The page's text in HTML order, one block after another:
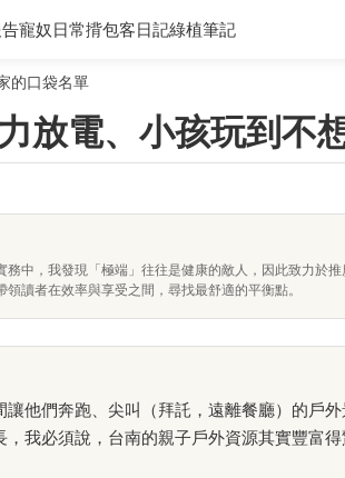
寵奴日常揹包客日記綠植筆記
的口袋名單
放電、小孩玩到不
中，我發現「極端」往往是健康的敵人，因此致力於
讀者在效率與享受之間，尋找最舒適的平衡點。
他們奔跑、尖叫（拜託，遠離餐廳）的戶
我必須說，台南的親子戶外資源其實豐富